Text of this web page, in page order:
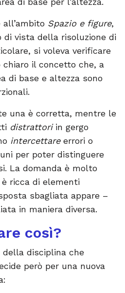
Spazio e figure,
di vista della risoluzione di
si voleva verificare
chiaro il concetto che, a
di base e altezza sono
una è corretta, mentre le
distrattoriin gergo
intercettareerrori o
per poter distinguere
La domanda è molto
ricca di elementi
sbagliata appare –
in maniera diversa.
così?
disciplina che
però per una nuova